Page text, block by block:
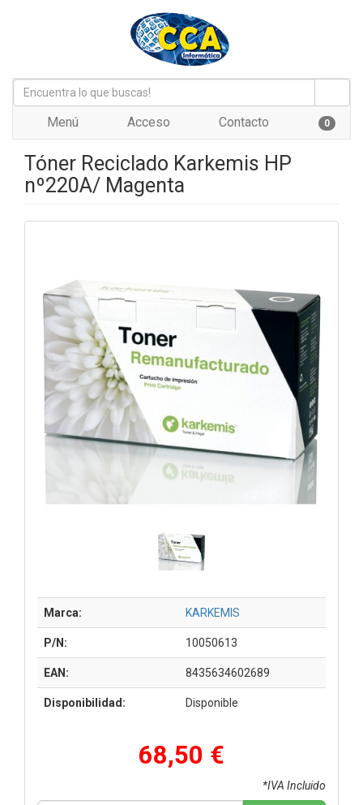
Menú Acceso Contacto 0
Tóner Reciclado Karkemis HP
nº220A/ Magenta
Marca: KARKEMIS
P/N: 10050613
EAN: 8435634602689
Disponibilidad: Disponible
68,50 €
*IVA Incluido